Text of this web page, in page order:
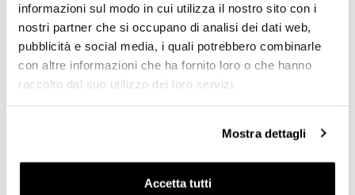
informazioni sul modo in cui utilizza il nostro sito con i
nostri partner che si occupano di analisi dei dati web,
pubblicità e social media, i quali potrebbero combinarle
con altre informazioni che ha fornito loro o che hanno
raccolto dal suo utilizzo dei loro servizi.
Mostra dettagli
Accetta tutti